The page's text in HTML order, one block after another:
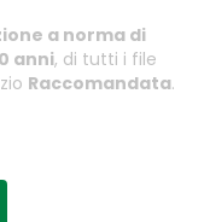
a norma di
anni, di tutti i file
Raccomandata.